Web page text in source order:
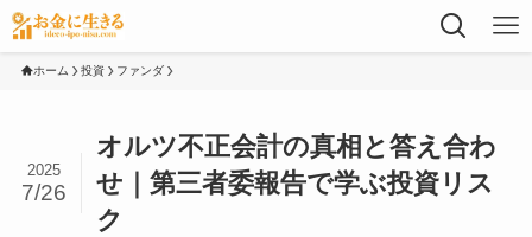
ホーム 投資 ファンダ
オルツ不正会計の真相と答え合わ
せ｜第三者委報告で学ぶ投資リス
ク
2025
7/26